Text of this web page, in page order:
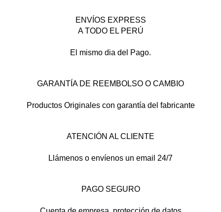
ENVÍOS EXPRESS
A TODO EL PERÚ
El mismo dia del Pago.
GARANTÍA DE REEMBOLSO O CAMBIO
Productos Originales con garantía del fabricante
ATENCIÓN AL CLIENTE
Llámenos o envíenos un email 24/7
PAGO SEGURO